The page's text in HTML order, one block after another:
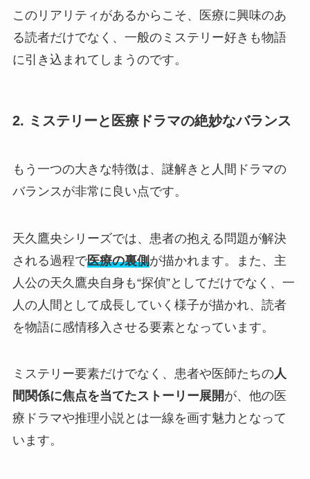
このリアリティがあるからこそ、医療に興味のあ
る読者だけでなく、一般のミステリー好きも物語
に引き込まれてしまうのです。
2. ミステリーと医療ドラマの絶妙なバランス
もう一つの大きな特徴は、謎解きと人間ドラマの
バランスが非常に良い点です。
天久鷹央シリーズでは、患者の抱える問題が解決
される過程で医療の裏側が描かれます。また、主
人公の天久鷹央自身も“探偵”としてだけでなく、一
人の人間として成長していく様子が描かれ、読者
を物語に感情移入させる要素となっています。
ミステリー要素だけでなく、患者や医師たちの人
間関係に焦点を当てたストーリー展開が、他の医
療ドラマや推理小説とは一線を画す魅力となって
います。